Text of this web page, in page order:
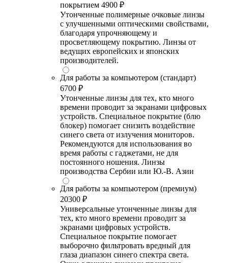
покрытием 4900 ₽
Утонченные полимерные очковые линзы
с улучшенными оптическими свойствами,
благодаря упрочняющему и
просветляющему покрытию. Линзы от
ведущих европейских и японских
производителей.
Для работы за компьютером (стандарт)
6700 ₽
Утонченные линзы для тех, кто много
времени проводит за экранами цифровых
устройств. Специальное покрытие (блю
блокер) помогает снизить воздействие
синего света от излучения мониторов.
Рекомендуются для использования во
время работы с гаджетами, не для
постоянного ношения. Линзы
производства Сербии или Ю.-В. Азии
Для работы за компьютером (премиум)
20300 ₽
Универсальные утонченные линзы для
тех, кто много времени проводит за
экранами цифровых устройств.
Специальное покрытие помогает
выборочно фильтровать вредный для
глаза диапазон синего спектра света.